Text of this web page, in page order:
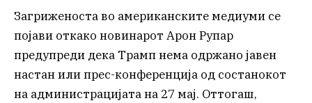
Загриженоста во американските медиуми се
појави откако новинарот Арон Рупар
предупреди дека Трамп нема одржано јавен
настан или прес-конференција од состанокот
на администрацијата на 27 мај. Оттогаш,